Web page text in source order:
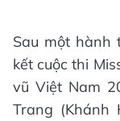
Sau một hành
kết cuộc thi
vũ Việt Nam
Trang (Khánh